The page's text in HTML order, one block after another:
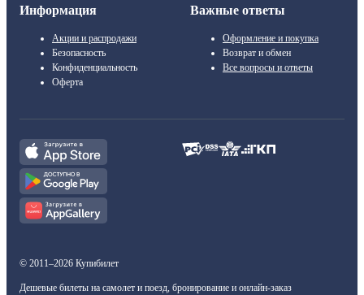
Информация
Акции и распродажи
Безопасность
Конфиденциальность
Оферта
Важные ответы
Оформление и покупка
Возврат и обмен
Все вопросы и ответы
© 2011–2026 Купибилет
Дешевые билеты на самолет и поезд, бронирование и онлайн-заказ